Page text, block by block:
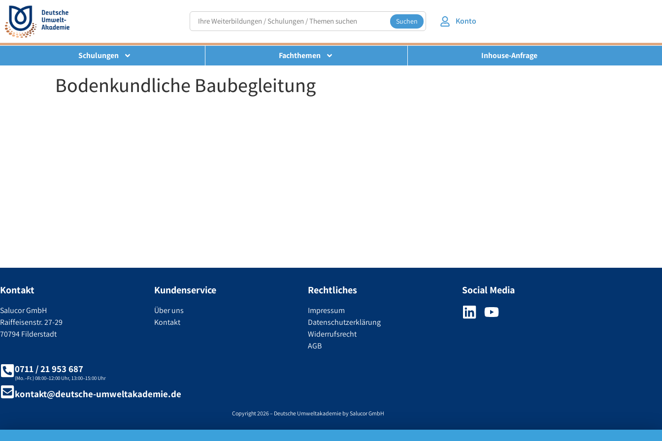
Suchen Konto
Schulungen Fachthemen Inhouse-Anfrage
Bodenkundliche Baubegleitung
Kontakt
Salucor GmbH
Raiffeisenstr. 27-29
70794 Filderstadt
Kundenservice
Über uns
Kontakt
Rechtliches
Impressum
Datenschutzerklärung
Widerrufsrecht
AGB
Social Media
0711 / 21 953 687
(Mo.–Fr.) 08:00–12:00 Uhr, 13:00–15:00 Uhr
kontakt@deutsche-umweltakademie.de
Copyright 2026 – Deutsche Umweltakademie by Salucor GmbH